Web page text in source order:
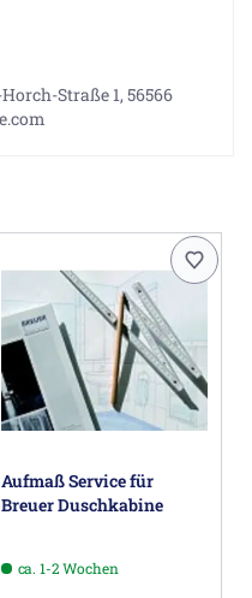
Straße 1, 56566
Aufmaß Service für
Breuer Duschkabine
ca. 1-2 Wochen